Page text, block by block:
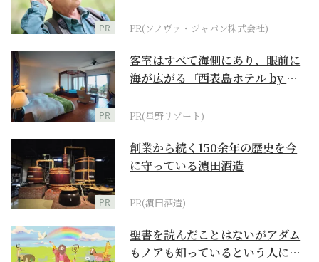
PR PR(ソノヴァ・ジャパン株式会社)
PR
客室はすべて海側にあり、眼前に
海が広がる『西表島ホテル by 星
PR(星野リゾート)
PR
創業から続く150余年の歴史を今
に守っている濵田酒造
PR(濵田酒造)
聖書を読んだことはないがアダム
もノアも知っているという人に